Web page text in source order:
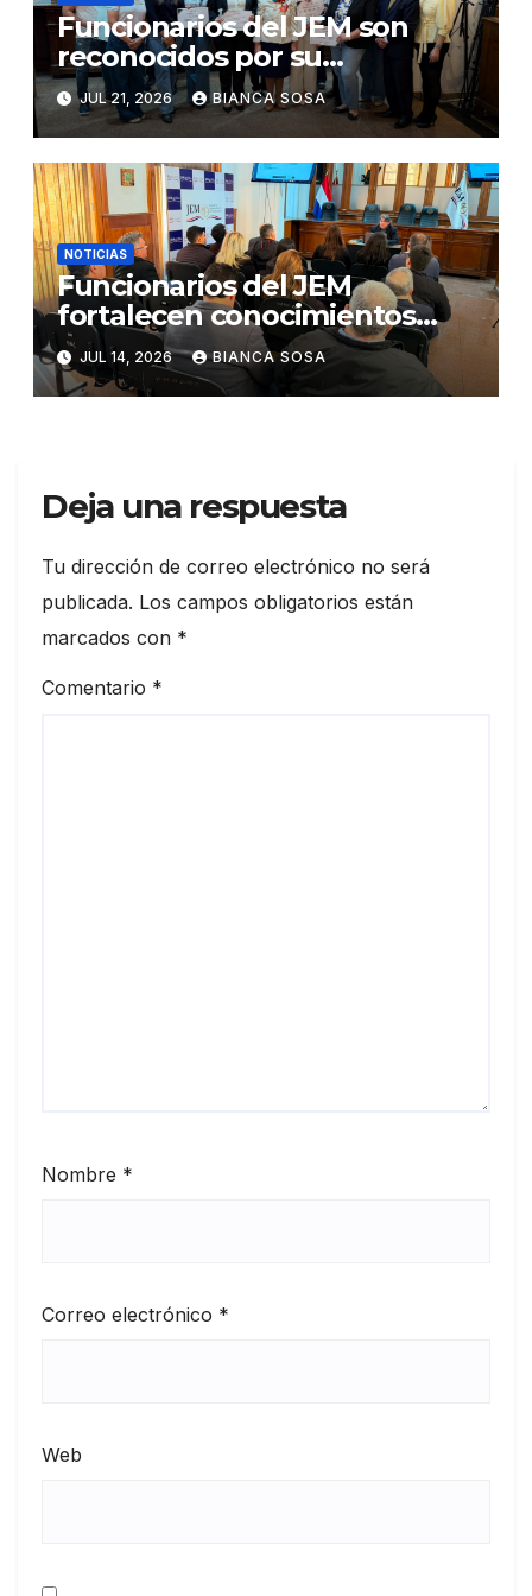
Funcionarios del JEM son
reconocidos por su
participación en el concurso
«Lemas sobre Ética e
Integridad Institucional»
JUL 21, 2026 BIANCA SOSA
NOTICIAS
Funcionarios del JEM
fortalecen conocimientos
sobre administración de
contratos públicos
JUL 14, 2026 BIANCA SOSA
Deja una respuesta
Tu dirección de correo electrónico no será
publicada. Los campos obligatorios están
marcados con *
Comentario *
Nombre *
Correo electrónico *
Web